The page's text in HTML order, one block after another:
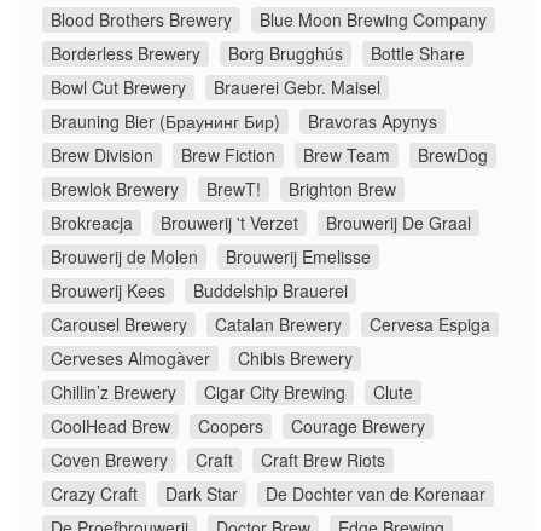
Blood Brothers Brewery
Blue Moon Brewing Company
Borderless Brewery
Borg Brugghús
Bottle Share
Bowl Cut Brewery
Brauerei Gebr. Maisel
Brauning Bier (Браунинг Бир)
Bravoras Apynys
Brew Division
Brew Fiction Brew Team
BrewDog
Brewlok Brewery
BrewT!
Brighton Brew
Brokreacja
Brouwerij 't Verzet
Brouwerij De Graal
Brouwerij de Molen
Brouwerij Emelisse
Brouwerij Kees
Buddelship Brauerei
Carousel Brewery
Catalan Brewery
Cervesa Espiga
Cerveses Almogàver
Chibis Brewery
Chillin’z Brewery
Cigar City Brewing
Clute
CoolHead Brew
Coopers
Courage Brewery
Coven Brewery
Craft
Craft Brew Riots
Crazy Craft
Dark Star
De Dochter van de Korenaar